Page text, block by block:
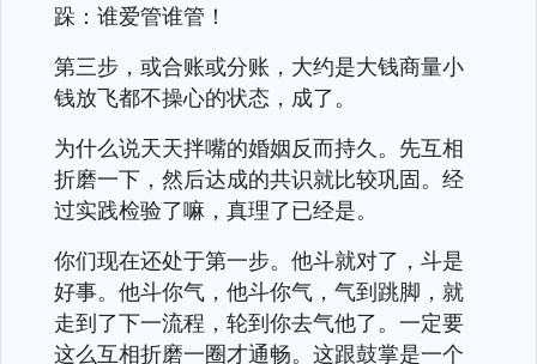
跺：谁爱管谁管！
第三步，或合账或分账，大约是大钱商量小
钱放飞都不操心的状态，成了。
为什么说天天拌嘴的婚姻反而持久。先互相
折磨一下，然后达成的共识就比较巩固。经
过实践检验了嘛，真理了已经是。
你们现在还处于第一步。他斗就对了，斗是
好事。他斗你气，他斗你气，气到跳脚，就
走到了下一流程，轮到你去气他了。一定要
这么互相折磨一圈才通畅。这跟鼓掌是一个